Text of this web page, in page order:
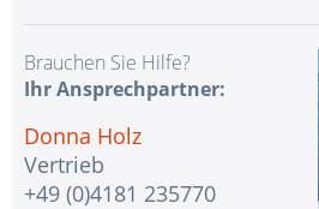
Brauchen Sie Hilfe?
Ihr Ansprechpartner:
Donna Holz
Vertrieb
+49 (0)4181 235770